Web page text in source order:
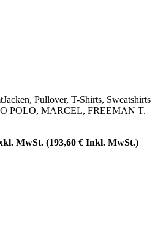
Pullover, T-Shirts, Sweatshirts
POLO, MARCEL, FREEMAN T.
MwSt. (193,60 € Inkl. MwSt.)